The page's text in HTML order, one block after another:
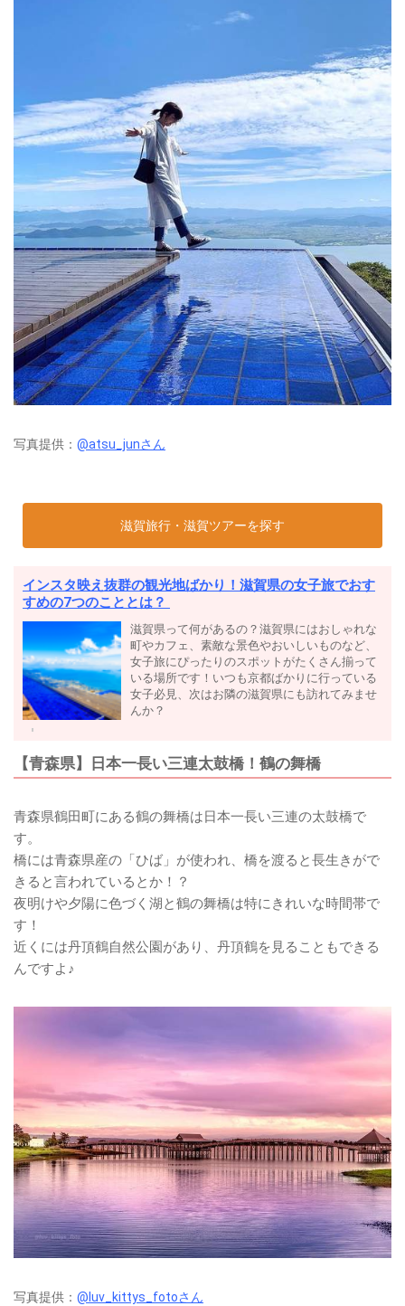
写真提供： @atsu_junさん
滋賀旅行・滋賀ツアーを探す
インスタ映え抜群の観光地ばかり！滋賀県の女子旅でおす
すめの7つのこととは？
滋賀県って何があるの？滋賀県にはおしゃれな
町やカフェ、素敵な景色やおいしいものなど、
女子旅にぴったりのスポットがたくさん揃って
いる場所です！いつも京都ばかりに行っている
女子必見、次はお隣の滋賀県にも訪れてみませ
んか？
【青森県】日本一長い三連太鼓橋！鶴の舞橋
青森県鶴田町にある鶴の舞橋は日本一長い三連の太鼓橋で
す。
橋には青森県産の「ひば」が使われ、橋を渡ると長生きがで
きると言われているとか！？
夜明けや夕陽に色づく湖と鶴の舞橋は特にきれいな時間帯で
す！
近くには丹頂鶴自然公園があり、丹頂鶴を見ることもできる
んですよ♪
写真提供： @luv_kittys_fotoさん